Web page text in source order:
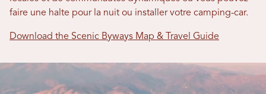
faire une halte pour la nuit ou installer votre camping-car.
Download the Scenic Byways Map & Travel Guide